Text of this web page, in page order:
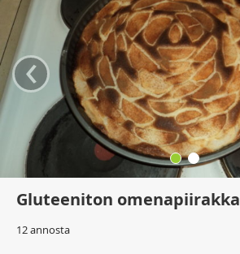
‹
Gluteeniton omenapiirakka
12 annosta